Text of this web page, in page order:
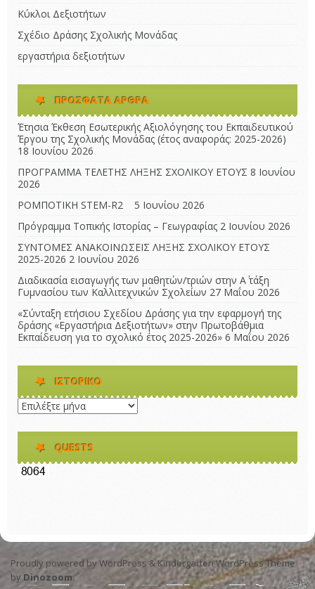
Κύκλοι Δεξιοτήτων
Σχέδιο Δράσης Σχολικής Μονάδας
εργαστήρια δεξιοτήτων
ΠΡΌΣΦΑΤΑ ΆΡΘΡΑ
Έτησια Έκθεση Εσωτερικής Αξιολόγησης του Εκπαιδευτικού
Έργου της Σχολικής Μονάδας (έτος αναφοράς: 2025-2026)
18 Ιουνίου 2026
ΠΡΟΓΡΑΜΜΑ ΤΕΛΕΤΗΣ ΛΗΞΗΣ ΣΧΟΛΙΚΟΥ ΕΤΟΥΣ 8 Ιουνίου
2026
ΡΟΜΠΟΤΙΚΗ STEM-R2
5 Ιουνίου 2026
Πρόγραμμα Τοπικής Ιστορίας – Γεωγραφίας 2 Ιουνίου 2026
ΣΥΝΤΟΜΕΣ ΑΝΑΚΟΙΝΩΣΕΙΣ ΛΗΞΗΣ ΣΧΟΛΙΚΟΥ ΕΤΟΥΣ
2025-2026 2 Ιουνίου 2026
Διαδικασία εισαγωγής των μαθητών/τριών στην Α΄ τάξη
Γυμνασίου των Καλλιτεχνικών Σχολείων 27 Μαΐου 2026
«Σύνταξη ετήσιου Σχεδίου Δράσης για την εφαρμογή της
δράσης «Εργαστήρια Δεξιοτήτων» στην Πρωτοβάθμια
Εκπαίδευση για το σχολικό έτος 2025-2026» 6 Μαΐου 2026
ΙΣΤΟΡΙΚΌ
Ιστορικό
QUESTS
Proudly powered by WordPress &Kindergarten WordPress Theme
by Dinozoom.